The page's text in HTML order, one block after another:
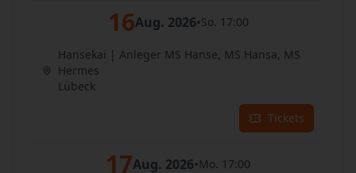
16Aug. 2026•So. 17:00
Hansekai | Anleger MS Hanse, MS Hansa, MS
Hermes
Lübeck
Tickets
17Aug. 2026•Mo. 17:00